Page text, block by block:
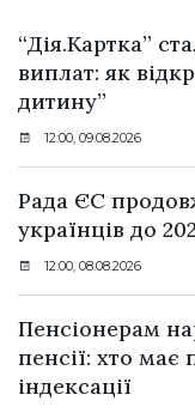
“Дія.Картка”
виплат: як
дитину”
12:00, 09.08.2026
Рада ЄС
українців до
12:00, 08.08.2026
Пенсіонерам
пенсії: хто має
індексації